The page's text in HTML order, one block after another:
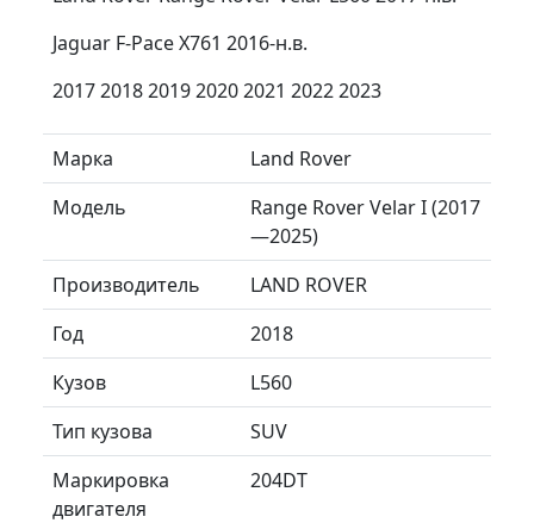
Jaguar F-Pace X761 2016-н.в.
2017 2018 2019 2020 2021 2022 2023
Марка
Land Rover
Модель
Range Rover Velar I (2017
—2025)
Производитель
LAND ROVER
Год
2018
Кузов
L560
Тип кузова
SUV
Маркировка
двигателя
204DT